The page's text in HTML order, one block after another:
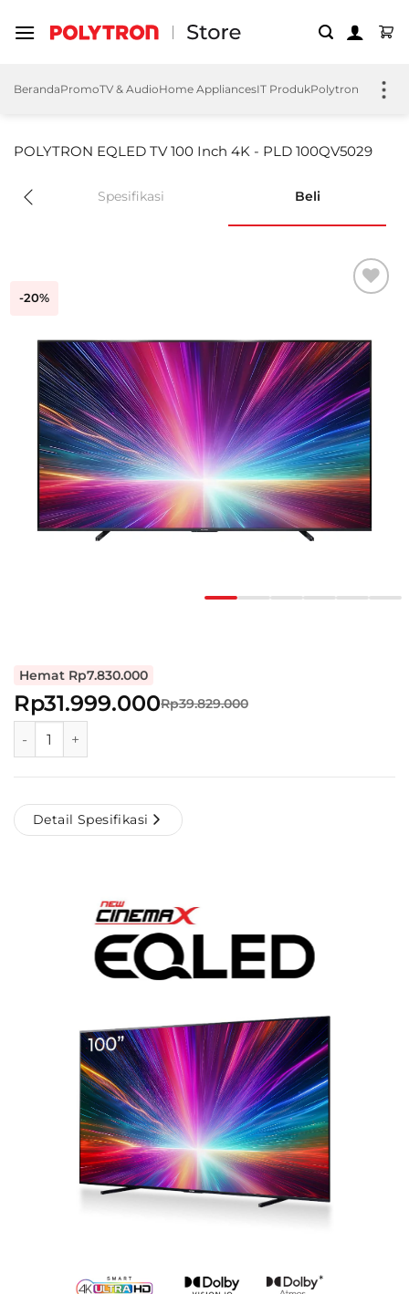
BerandaPromoTV & AudioHome AppliancesIT ProdukPolytron EV
POLYTRON EQLED TV 100 Inch 4K - PLD 100QV5029
Spesifikasi Beli
-20%
Hemat Rp7.830.000
Rp31.999.000Rp39.829.000
POLYTRON EQLED TV 100 Inch 4K - PLD 100QV5029
Detail Spesifikasi